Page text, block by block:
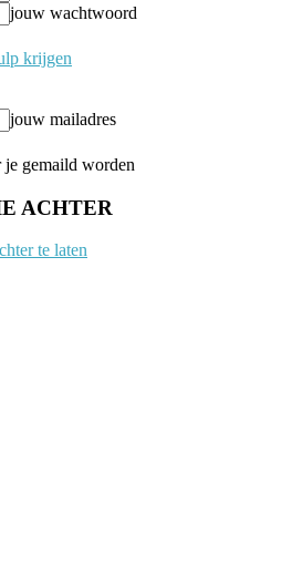
jouw wachtwoord
krijgen
jouw mailadres
gemaild worden
ACHTER
te laten